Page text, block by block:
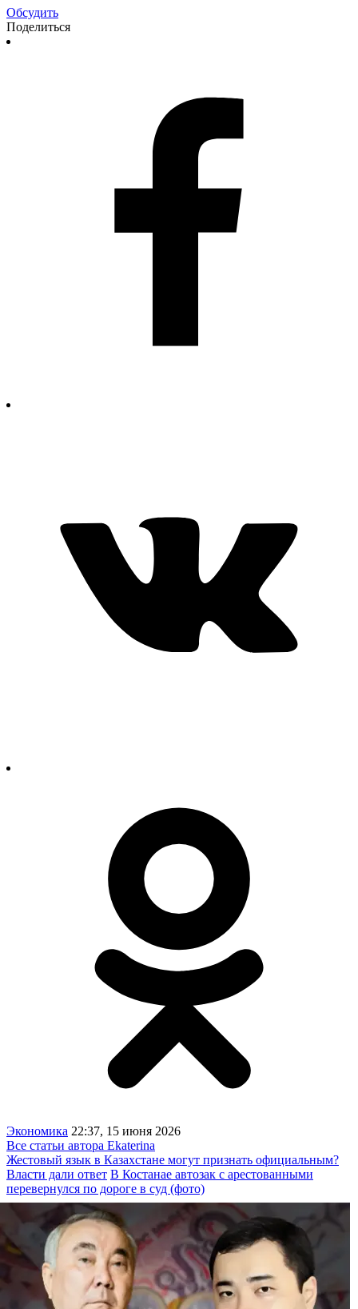
Обсудить
Поделиться
Экономика 22:37, 15 июня 2026
Все статьи автора Ekaterina
Жестовый язык в Казахстане могут признать официальным?
Власти дали ответ В Костанае автозак с арестованными
перевернулся по дороге в суд (фото)